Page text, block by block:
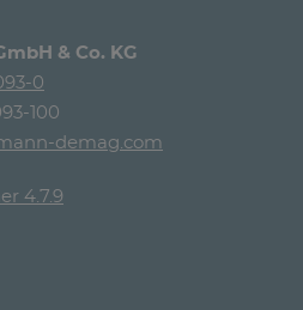
& Co. KG
0
100
demag.com
4.7.9